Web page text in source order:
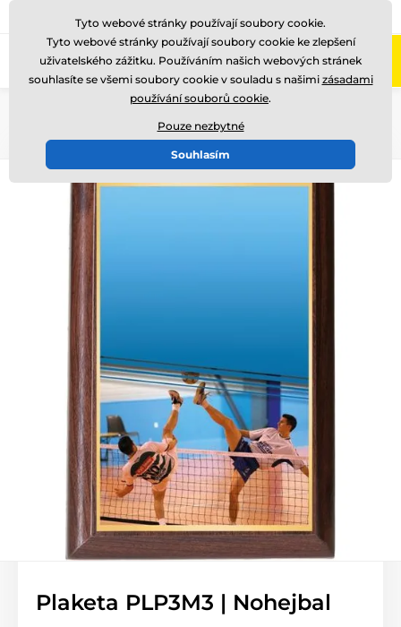
Zavolejte nám (Po-Pá 8-17)
Plaketa PLP3M3 | Nohejbal
Tyto webové stránky používají soubory cookie.
Tyto webové stránky používají soubory cookie ke zlepšení
uživatelského zážitku. Používáním našich webových stránek
souhlasíte se všemi soubory cookie v souladu s našimi zásadami
používání souborů cookie.
Pouze nezbytné
Souhlasím